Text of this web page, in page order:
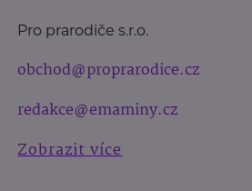
Pro prarodiče s.r.o.
obchod@proprarodice.cz
redakce@emaminy.cz
Zobrazit více